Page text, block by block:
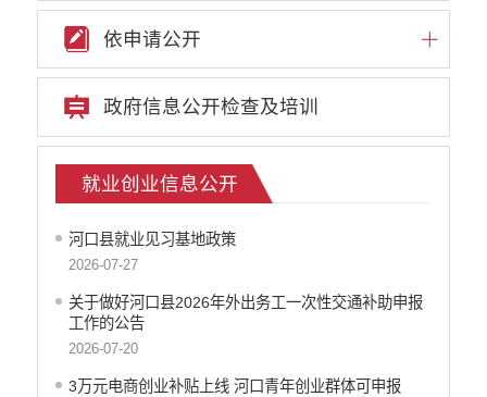
重大建设项目信息公开
医疗卫生机构信息公开
旅游市场秩序和服务质量信息公开
就业创业信息公开
征地信息公开
安全生产信息公开
乡村振兴工作信息公开
创建国家园林县城
自然资源信息公开
文化机构信息公开
依申请公开
政府信息公开检查及培训
就业创业信息公开
河口县就业见习基地政策
2026-07-27
关于做好河口县2026年外出务工一次性交通补助申报
工作的公告
2026-07-20
3万元电商创业补贴上线 河口青年创业群体可申报